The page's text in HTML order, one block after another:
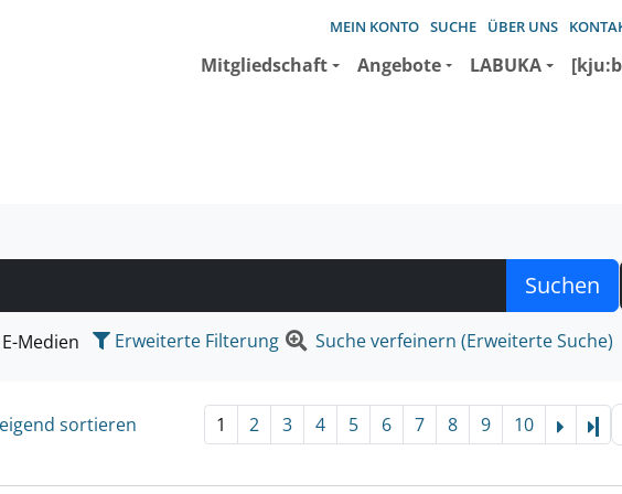
MEIN KONTO SUCHE ÜBER UNS
Mitgliedschaft Angebote LABUKA
suchen wollen.
E-Medien Erweiterte Filterung Suche verfeinern (Erweiterte Suche)
sortieren 1 2 3 4 5 6 7 8 9 10